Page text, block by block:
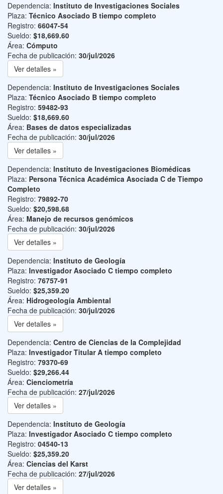
Dependencia: Instituto de Investigaciones Sociales
Plaza: Técnico Asociado B tiempo completo
Registro: 66047-54
Sueldo: $18,669.60
Área: Cómputo
Fecha de publicación: 30/jul/2026
Ver detalles »
Dependencia: Instituto de Investigaciones Sociales
Plaza: Técnico Asociado B tiempo completo
Registro: 59482-93
Sueldo: $18,669.60
Área: Bases de datos especializadas
Fecha de publicación: 30/jul/2026
Ver detalles »
Dependencia: Instituto de Investigaciones Biomédicas
Plaza: Persona Técnica Académica Asociada C de Tiempo
Completo
Registro: 79892-70
Sueldo: $20,598.68
Área: Manejo de recursos genómicos
Fecha de publicación: 30/jul/2026
Ver detalles »
Dependencia: Instituto de Geología
Plaza: Investigador Asociado C tiempo completo
Registro: 76757-91
Sueldo: $25,359.20
Área: Hidrogeología Ambiental
Fecha de publicación: 30/jul/2026
Ver detalles »
Dependencia: Centro de Ciencias de la Complejidad
Plaza: Investigador Titular A tiempo completo
Registro: 79370-69
Sueldo: $29,266.44
Área: Cienciometría
Fecha de publicación: 27/jul/2026
Ver detalles »
Dependencia: Instituto de Geología
Plaza: Investigador Asociado C tiempo completo
Registro: 04540-13
Sueldo: $25,359.20
Área: Ciencias del Karst
Fecha de publicación: 27/jul/2026
Ver detalles »